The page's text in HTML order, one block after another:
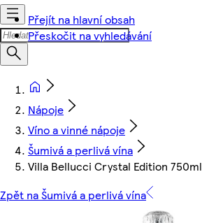
Přejít na hlavní obsah
Přeskočit na vyhledávání
Nápoje
Víno a vinné nápoje
Šumivá a perlivá vína
Villa Bellucci Crystal Edition 750ml
Zpět na Šumivá a perlivá vína